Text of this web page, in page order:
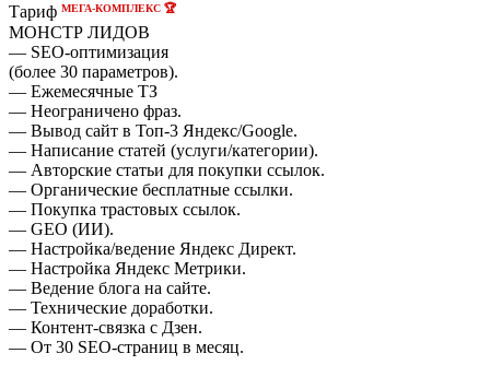
Тариф МЕГА-КОМПЛЕКС 🏆
МОНСТР ЛИДОВ
— SEO-оптимизация
(более 30 параметров).
— Ежемесячные ТЗ
— Неограничено фраз.
— Вывод сайт в Топ-3 Яндекс/Google.
— Написание статей (услуги/категории).
— Авторские статьи для покупки ссылок.
— Органические бесплатные ссылки.
— Покупка трастовых ссылок.
— GEO (ИИ).
— Настройка/ведение Яндекс Директ.
— Настройка Яндекс Метрики.
— Ведение блога на сайте.
— Технические доработки.
— Контент-связка с Дзен.
— От 30 SEO-страниц в месяц.